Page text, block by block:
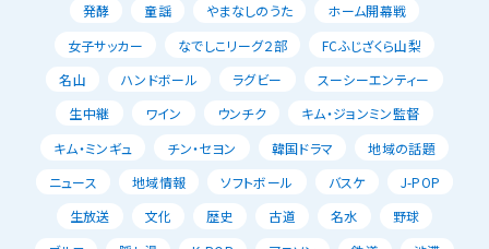
発酵
童謡 やまなしのうた
ホーム開幕戦
女子サッカー
なでしこリーグ２部
FCふじざくら山梨
名山
ハンドボール ラグビー
スーシーエンティー
生中継
ワイン ウンチク
キム・ジョンミン監督
キム・ミンギュ
チン・セヨン 韓国ドラマ
地域の話題
ニュース
地域情報 ソフトボール バスケ
J-POP
生放送
文化 歴史 古道 名水
野球